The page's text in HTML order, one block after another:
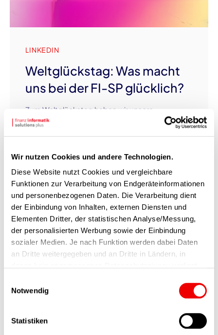
Wir nutzen Cookies und andere Technologien.
Diese Website nutzt Cookies und vergleichbare
Funktionen zur Verarbeitung von Endgeräteinformationen
und personenbezogenen Daten. Die Verarbeitung dient
der Einbindung von Inhalten, externen Diensten und
Elementen Dritter, der statistischen Analyse/Messung,
der personalisierten Werbung sowie der Einbindung
sozialer Medien. Je nach Funktion werden dabei Daten
an Dritte weitergegeben und an Dritte in Ländern, in
Einwilligung ist stets freiwillig, für die Nutzung unserer
Website nicht erforderlich und kann jederzeit auf unserer
Notwendig
Statistiken
LINKEDIN
Weltglückstag: Was macht
uns bei der FI-SP glücklich?
Zum Weltglückstag haben wir unsere
Kolleginnen und Kollegen gefragt, was sie bei
der FI-SP glücklich macht. Wir sind uns alle einig,
Spirit im Team der Lösungsfinder entstehen.